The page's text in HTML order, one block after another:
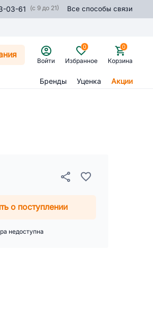
03-61 (с 9 до 21) Все способы связи
Войти Избранное
0
Корзина
0
Бренды Уценка Акции
о поступлении
недоступна